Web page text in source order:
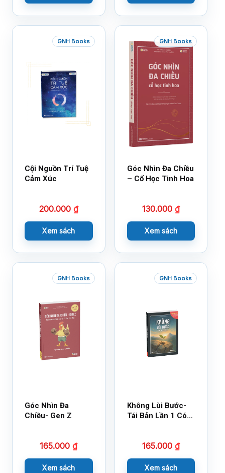
GNH Books
Cội Nguồn Trí Tuệ
Cảm Xúc
200.000 ₫
Xem sách
GNH Books
Góc Nhìn Đa Chiều
– Cổ Học Tinh Hoa
130.000 ₫
Xem sách
GNH Books
Góc Nhìn Đa
Chiều- Gen Z
165.000₫
Xem sách
GNH Books
Không Lùi Bước-
Tái Bản Lần 1 Có
165.000 ₫
Xem sách